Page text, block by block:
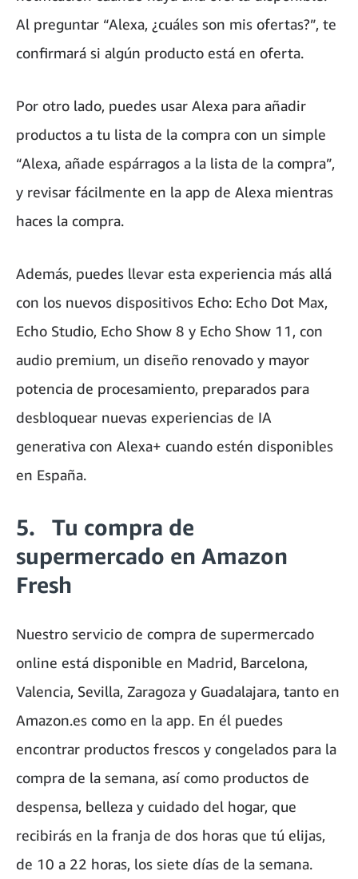
Al preguntar “Alexa, ¿cuáles son mis ofertas?”, te
confirmará si algún producto está en oferta.
Por otro lado, puedes usar Alexa para añadir
productos a tu lista de la compra con un simple
“Alexa, añade espárragos a la lista de la compra”,
y revisar fácilmente en la app de Alexa mientras
haces la compra.
Además, puedes llevar esta experiencia más allá
con los nuevos dispositivos Echo: Echo Dot Max,
Echo Studio, Echo Show 8 y Echo Show 11, con
audio premium, un diseño renovado y mayor
potencia de procesamiento, preparados para
desbloquear nuevas experiencias de IA
generativa con Alexa+ cuando estén disponibles
en España.
5. Tu compra de
supermercado en Amazon
Fresh
Nuestro servicio de compra de supermercado
online está disponible en Madrid, Barcelona,
Valencia, Sevilla, Zaragoza y Guadalajara, tanto en
Amazon.es como en la app. En él puedes
encontrar productos frescos y congelados para la
compra de la semana, así como productos de
despensa, belleza y cuidado del hogar, que
recibirás en la franja de dos horas que tú elijas,
de 10 a 22 horas, los siete días de la semana.